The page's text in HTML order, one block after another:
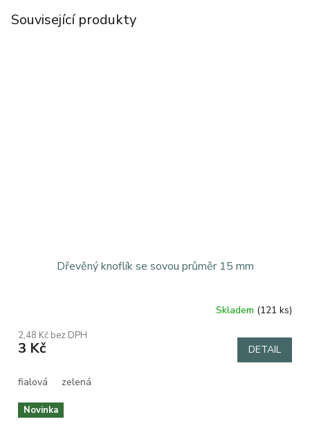
Související produkty
Dřevěný knoflík se sovou průměr 15 mm
Skladem (121 ks)
2,48 Kč bez DPH
3 Kč DETAIL
fialová zelená
Novinka